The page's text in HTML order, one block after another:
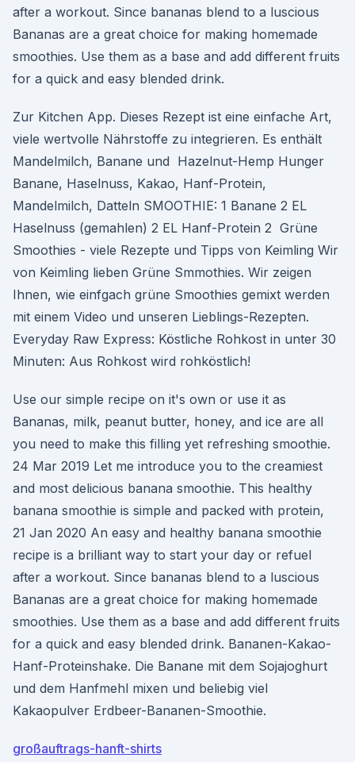
after a workout. Since bananas blend to a luscious
Bananas are a great choice for making homemade
smoothies. Use them as a base and add different fruits
for a quick and easy blended drink.
Zur Kitchen App. Dieses Rezept ist eine einfache Art,
viele wertvolle Nährstoffe zu integrieren. Es enthält
Mandelmilch, Banane und Hazelnut-Hemp Hunger
Banane, Haselnuss, Kakao, Hanf-Protein,
Mandelmilch, Datteln SMOOTHIE: 1 Banane 2 EL
Haselnuss (gemahlen) 2 EL Hanf-Protein 2 Grüne
Smoothies - viele Rezepte und Tipps von Keimling Wir
von Keimling lieben Grüne Smmothies. Wir zeigen
Ihnen, wie einfgach grüne Smoothies gemixt werden
mit einem Video und unseren Lieblings-Rezepten.
Everyday Raw Express: Köstliche Rohkost in unter 30
Minuten: Aus Rohkost wird rohköstlich!
Use our simple recipe on it's own or use it as
Bananas, milk, peanut butter, honey, and ice are all
you need to make this filling yet refreshing smoothie.
24 Mar 2019 Let me introduce you to the creamiest
and most delicious banana smoothie. This healthy
banana smoothie is simple and packed with protein,
21 Jan 2020 An easy and healthy banana smoothie
recipe is a brilliant way to start your day or refuel
after a workout. Since bananas blend to a luscious
Bananas are a great choice for making homemade
smoothies. Use them as a base and add different fruits
for a quick and easy blended drink. Bananen-Kakao-
Hanf-Proteinshake. Die Banane mit dem Sojajoghurt
und dem Hanfmehl mixen und beliebig viel
Kakaopulver Erdbeer-Bananen-Smoothie.
großauftrags-hanft-shirts